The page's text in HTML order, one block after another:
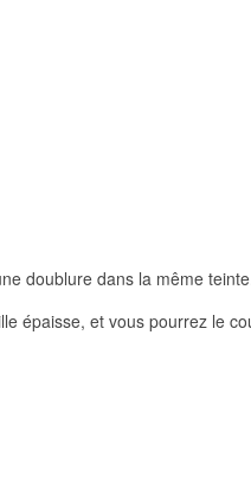
doublure dans la même
épaisse, et vous pourrez le